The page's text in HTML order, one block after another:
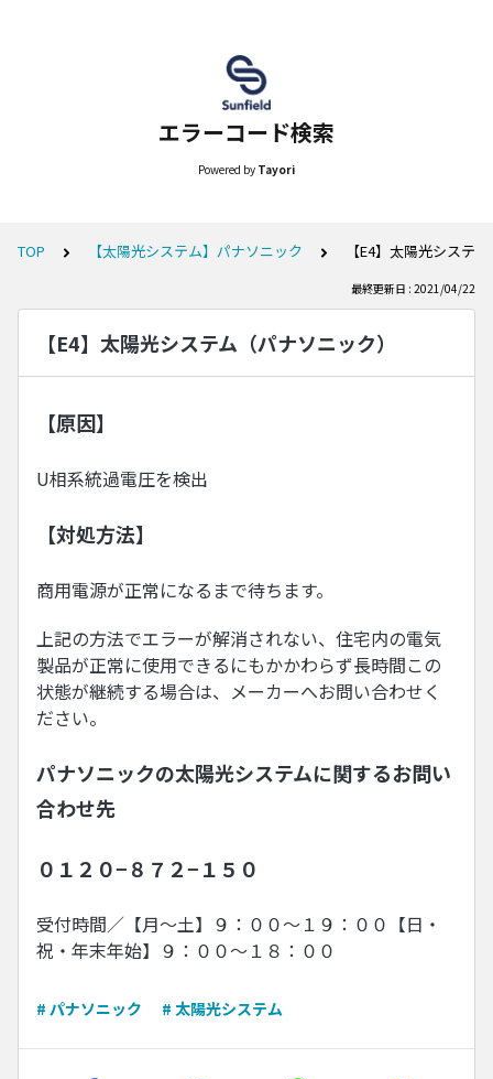
エラーコード検索
Powered by Tayori
TOP 【太陽光システム】パナソニック 【E4】太陽光システ
最終更新日 : 2021/04/22
【E4】太陽光システム（パナソニック）
【原因】
U相系統過電圧を検出
【対処方法】
商用電源が正常になるまで待ちます。
上記の方法でエラーが解消されない、住宅内の電気
製品が正常に使用できるにもかかわらず長時間この
状態が継続する場合は、メーカーへお問い合わせく
ださい。
パナソニックの太陽光システムに関するお問い
合わせ先
０１２０−８７２−１５０
受付時間／【月〜土】９：００〜１９：００【日・
祝・年末年始】９：００〜１８：００
# パナソニック # 太陽光システム